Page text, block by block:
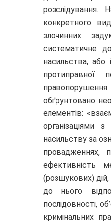
розслідування.
конкретного
злочинних
систематичне
насильства, або
протиправної
правопорушення
обґрунтовано
елементів:
організаціями
насильству за
провадженнях,
ефективність
(розшукових)
до нього
послідовності,
кримінальних